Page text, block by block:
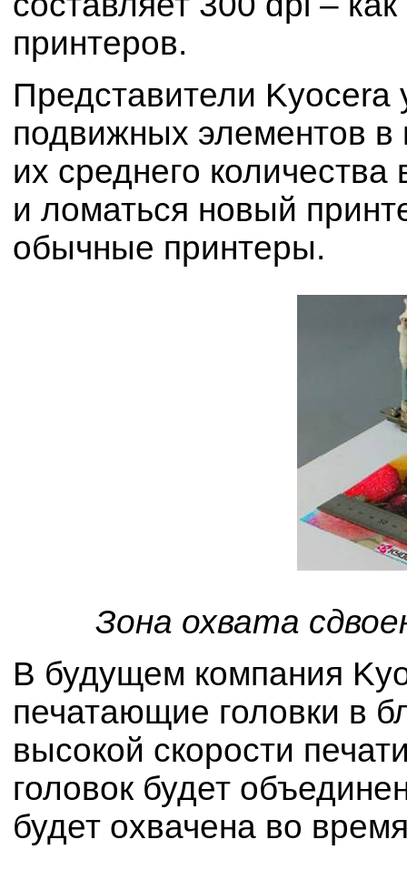
принтеров.
Представители Kyocera
подвижных элементов
их среднего
и ломаться новый
обычные принтеры.
Зона охвата
В будущем компания
печатающие головки в
высокой скорости
головок будет
будет охвачена во